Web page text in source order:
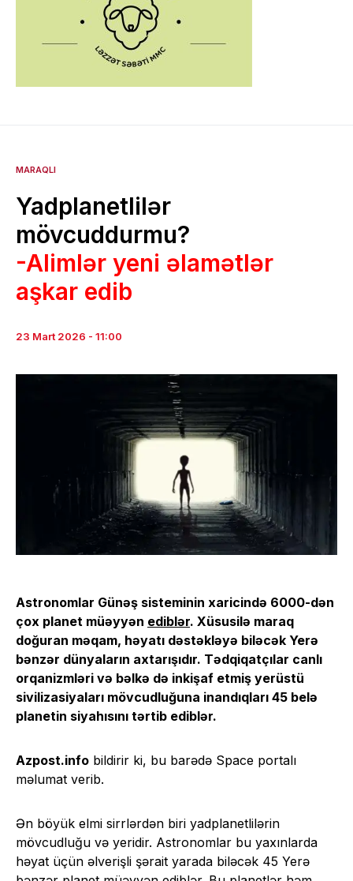
MARAQLI
Yadplanetlilər
mövcuddurmu?
-Alimlər yeni əlamətlər
aşkar edib
23 Mart 2026 - 11:00
Astronomlar Günəş sisteminin xaricində 6000-dən
çox planet müəyyən ediblər. Xüsusilə maraq
doğuran məqam, həyatı dəstəkləyə biləcək Yerə
bənzər dünyaların axtarışıdır. Tədqiqatçılar canlı
orqanizmləri və bəlkə də inkişaf etmiş yerüstü
sivilizasiyaları mövcudluğuna inandıqları 45 belə
planetin siyahısını tərtib ediblər.
Azpost.info bildirir ki, bu barədə Space portalı
məlumat verib.
Ən böyük elmi sirrlərdən biri yadplanetlilərin
mövcudluğu və yeridir. Astronomlar bu yaxınlarda
həyat üçün əlverişli şərait yarada biləcək 45 Yerə